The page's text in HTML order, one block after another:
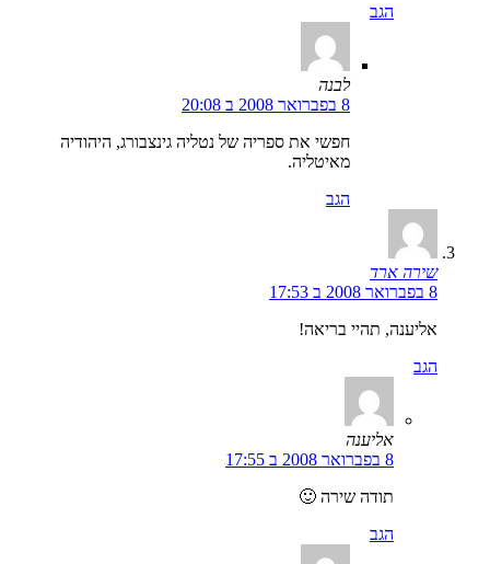
הגב
לבנה
8 בפברואר 2008 ב 20:08
חפשי את ספריה של נטליה גינצבורג, היהודיה
מאיטליה.
הגב
שירה ארד
8 בפברואר 2008 ב 17:53
אליענה, תהיי בריאה!
הגב
אליענה
8 בפברואר 2008 ב 17:55
תודה שירה 🙂
הגב